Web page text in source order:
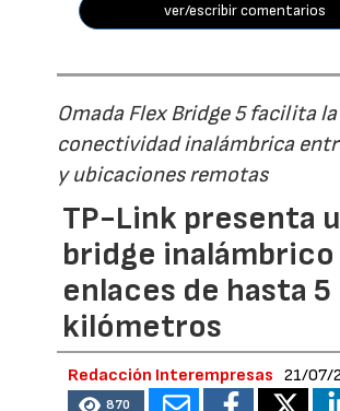
ver/escribir comentarios
Omada Flex Bridge 5 facilita la
conectividad inalámbrica
y ubicaciones remotas
TP-Link presenta
bridge
enlaces de hasta 5
kilómetros
Redacción Interempresas 21/07/
870